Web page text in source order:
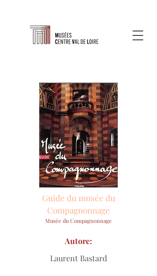
Guide du musée du
Compagnonnage
Musée du Compagnonnage
Laurent Bastard
Autore: